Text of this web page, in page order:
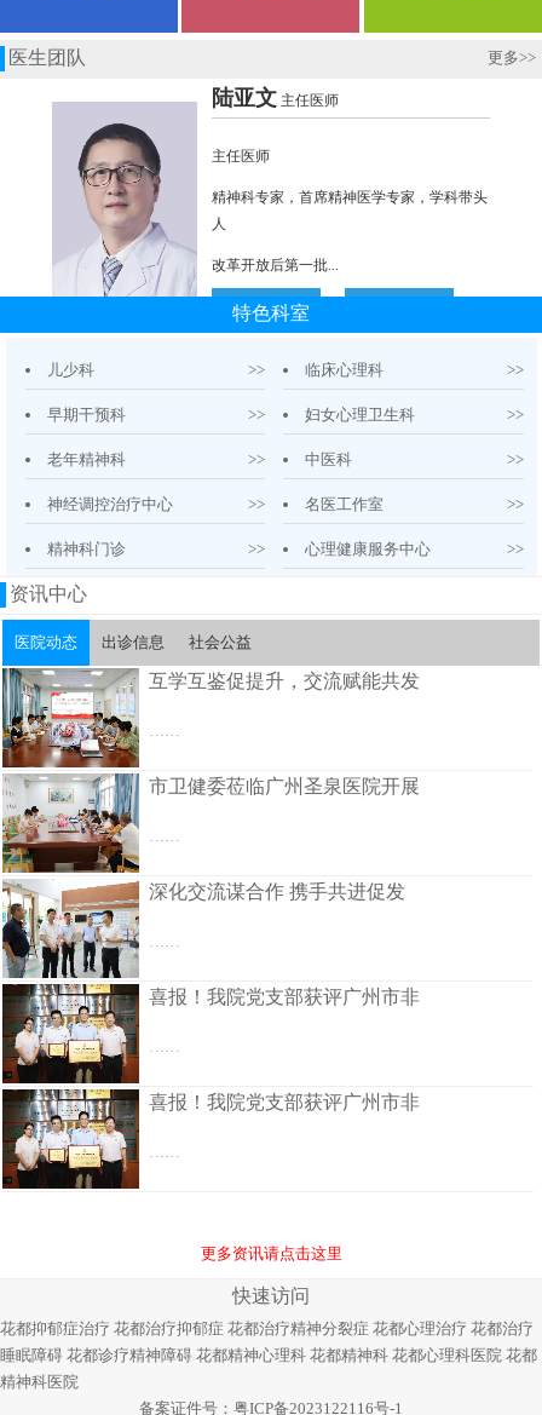
医生团队 更多>>
特色科室
儿少科 >> 临床心理科 >>
早期干预科 >> 妇女心理卫生科 >>
老年精神科 >> 中医科 >>
神经调控治疗中心 >> 名医工作室 >>
精神科门诊 >> 心理健康服务中心 >>
资讯中心
医院动态 出诊信息 社会公益
互学互鉴促提升，交流赋能共发
……
市卫健委莅临广州圣泉医院开展
……
深化交流谋合作 携手共进促发
……
喜报！我院党支部获评广州市非
……
喜报！我院党支部获评广州市非
……
更多资讯请点击这里
快速访问
花都抑郁症治疗 花都治疗抑郁症 花都治疗精神分裂症 花都心理治疗 花都治疗
睡眠障碍 花都诊疗精神障碍 花都精神心理科 花都精神科 花都心理科医院 花都
精神科医院
备案证件号： 粤ICP备2023122116号-1